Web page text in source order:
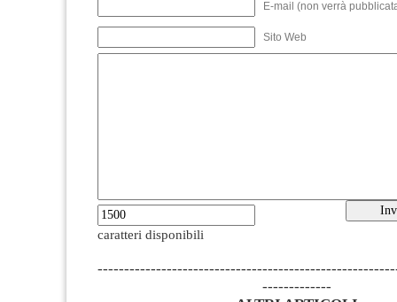
E-mail (non verrà
Sito Web
caratteri disponibili
-------------